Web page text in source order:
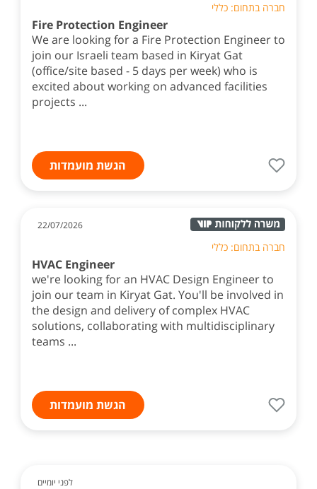
חברה בתחום: כללי
Fire Protection Engineer
We are looking for a Fire Protection Engineer to
join our Israeli team based in Kiryat Gat
(office/site based - 5 days per week) who is
excited about working on advanced facilities
projects ...
הגשת מועמדות
22/07/2026
חברה בתחום: כללי
HVAC Engineer
we're looking for an HVAC Design Engineer to
join our team in Kiryat Gat. You'll be involved in
the design and delivery of complex HVAC
solutions, collaborating with multidisciplinary
teams ...
הגשת מועמדות
לפני יומיים